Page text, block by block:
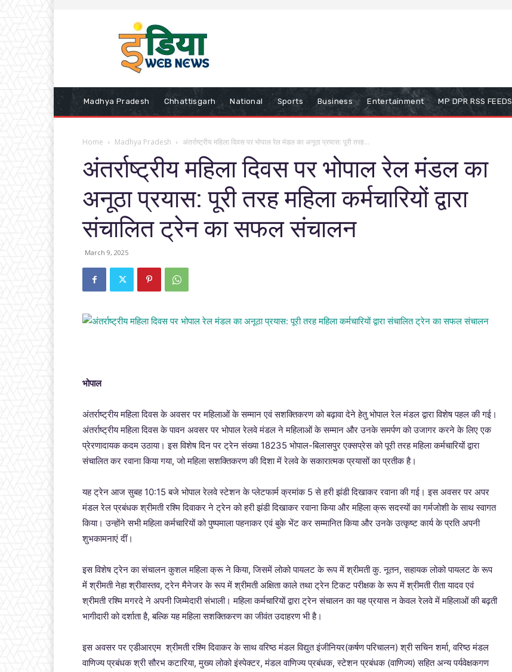
Madhya Pradesh Chhattisgarh National Sports Business Entertainment MP DPR RSS FEEDS
Home Madhya Pradesh अंतर्राष्ट्रीय महिला दिवस पर भोपाल रेल मंडल का अनूठा प्रयास: पूरी तरह...
अंतर्राष्ट्रीय महिला दिवस पर भोपाल रेल मंडल का
अनूठा प्रयास: पूरी तरह महिला कर्मचारियों द्वारा
संचालित ट्रेन का सफल संचालन
March 9, 2025
भोपाल
अंतर्राष्ट्रीय महिला दिवस के अवसर पर महिलाओं के सम्मान एवं सशक्तिकरण को बढ़ावा देने हेतु भोपाल रेल मंडल द्वारा विशेष पहल की गई।
अंतर्राष्ट्रीय महिला दिवस के पावन अवसर पर भोपाल रेलवे मंडल ने महिलाओं के सम्मान और उनके समर्पण को उजागर करने के लिए एक
प्रेरणादायक कदम उठाया। इस विशेष दिन पर ट्रेन संख्या 18235 भोपाल-बिलासपुर एक्सप्रेस को पूरी तरह महिला कर्मचारियों द्वारा
संचालित कर रवाना किया गया, जो महिला सशक्तिकरण की दिशा में रेलवे के सकारात्मक प्रयासों का प्रतीक है।
यह ट्रेन आज सुबह 10:15 बजे भोपाल रेलवे स्टेशन के प्लेटफार्म क्रमांक 5 से हरी झंडी दिखाकर रवाना की गई। इस अवसर पर अपर
मंडल रेल प्रबंधक श्रीमती रश्मि दिवाकर ने ट्रेन को हरी झंडी दिखाकर रवाना किया और महिला क्रू सदस्यों का गर्मजोशी के साथ स्वागत
किया। उन्होंने सभी महिला कर्मचारियों को पुष्पमाला पहनाकर एवं बुके भेंट कर सम्मानित किया और उनके उत्कृष्ट कार्य के प्रति अपनी
शुभकामनाएं दीं।
इस विशेष ट्रेन का संचालन कुशल महिला क्रू ने किया, जिसमें लोको पायलट के रूप में श्रीमती कु. नूतन, सहायक लोको पायलट के रूप
में श्रीमती नेहा श्रीवास्तव, ट्रेन मैनेजर के रूप में श्रीमती अक्षिता काले तथा ट्रेन टिकट परीक्षक के रूप में श्रीमती रीता यादव एवं
श्रीमती रश्मि मगरदे ने अपनी जिम्मेदारी संभाली। महिला कर्मचारियों द्वारा ट्रेन संचालन का यह प्रयास न केवल रेलवे में महिलाओं की बढ़ती
भागीदारी को दर्शाता है, बल्कि यह महिला सशक्तिकरण का जीवंत उदाहरण भी है।
इस अवसर पर एडीआरएम श्रीमती रश्मि दिवाकर के साथ वरिष्ठ मंडल विद्युत इंजीनियर(कर्षण परिचालन) श्री सचिन शर्मा, वरिष्ठ मंडल
वाणिज्य प्रबंधक श्री सौरभ कटारिया, मुख्य लोको इंस्पेक्टर, मंडल वाणिज्य प्रबंधक, स्टेशन प्रबंधक (वाणिज्य) सहित अन्य पर्यवेक्षकगण